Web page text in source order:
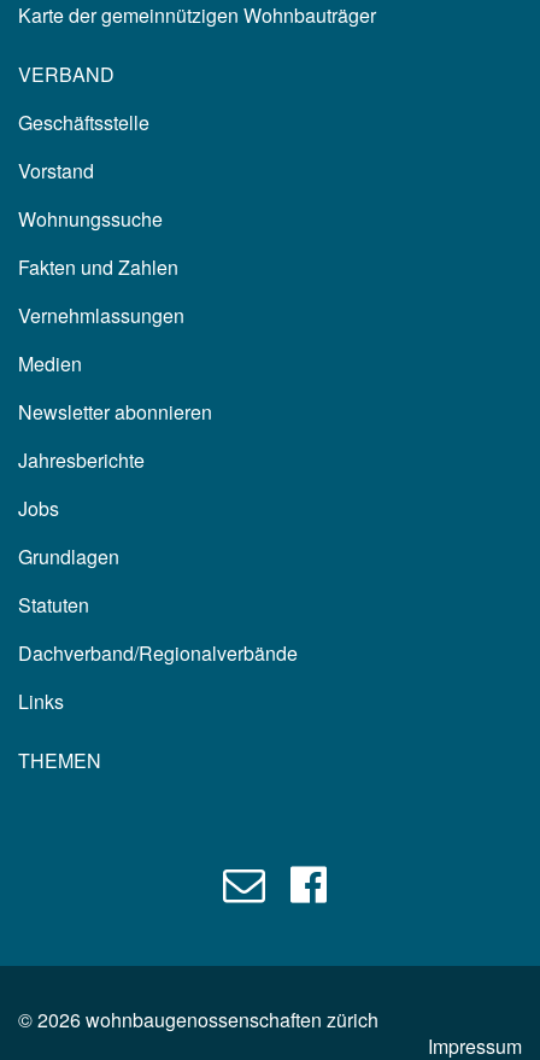
Karte der gemeinnützigen Wohnbauträger
VERBAND
Geschäftsstelle
Vorstand
Wohnungssuche
Fakten und Zahlen
Vernehmlassungen
Medien
Newsletter abonnieren
Jahresberichte
Jobs
Grundlagen
Statuten
Dachverband/Regionalverbände
Links
THEMEN
©2026wohnbaugenossenschaften zürich
Impressum